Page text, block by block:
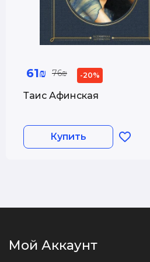
61₪ 76₪ -20%
Таис Афинская
Купить
Мой Аккаунт